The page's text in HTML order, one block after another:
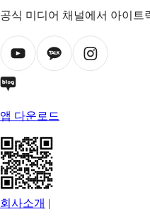
공식 미디어 채널에서 아이트
앱 다운로드
회사소개 |